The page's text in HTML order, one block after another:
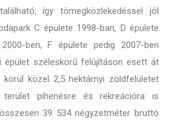
így tömegközlekedéssel jól
C épülete 1998-ban, D épülete
ben, F épülete pedig 2007-ben
épület széleskörű felújításon esett át
körül közel 2,5 hektárnyi zöldfelületet
pihenésre és rekreációra is
39 534 négyzetméter bruttó